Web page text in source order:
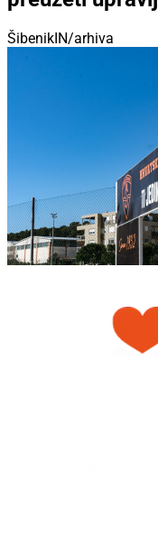
ŠibenikIN/arhiva